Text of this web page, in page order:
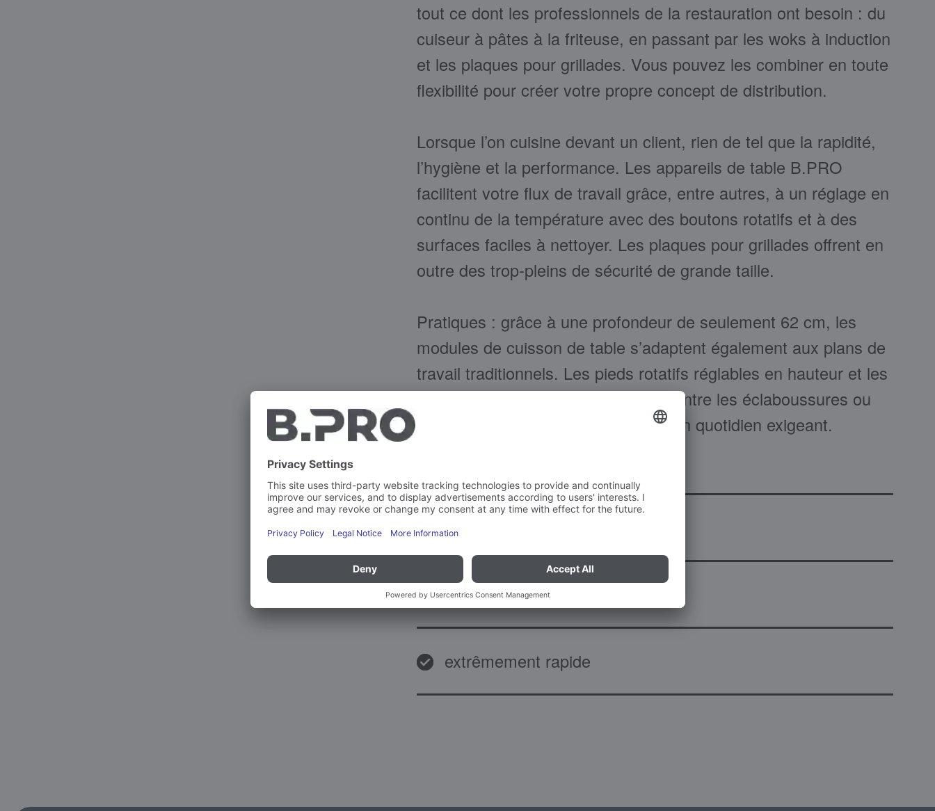
tout ce dont les professionnels de la restauration ont besoin : du
cuiseur à pâtes à la friteuse, en passant par les woks à induction
et les plaques pour grillades. Vous pouvez les combiner en toute
flexibilité pour créer votre propre concept de distribution.
Lorsque l’on cuisine devant un client, rien de tel que la rapidité,
l’hygiène et la performance. Les appareils de table B.PRO
facilitent votre flux de travail grâce, entre autres, à un réglage en
continu de la température avec des boutons rotatifs et à des
surfaces faciles à nettoyer. Les plaques pour grillades offrent en
outre des trop-pleins de sécurité de grande taille.
Pratiques : grâce à une profondeur de seulement 62 cm, les
modules de cuisson de table s’adaptent également aux plans de
travail traditionnels. Les pieds rotatifs réglables en hauteur et les
accessoires tels que la protection contre les éclaboussures ou
les grattoirs de nettoyage facilitent un quotidien exigeant.
puissant
fiable et durable
extrêmement rapide